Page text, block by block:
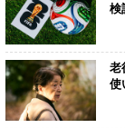
検
老
使